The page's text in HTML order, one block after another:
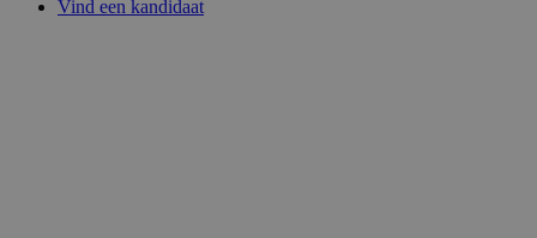
Vind een kandidaat